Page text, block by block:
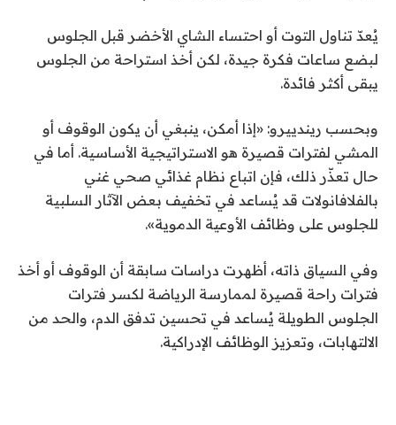
يُعدّ تناول التوت أو احتساء الشاي الأخضر قبل الجلوس
لبضع ساعات فكرة جيدة، لكن أخذ استراحة من الجلوس
يبقى أكثر فائدة.
وبحسب ريندييرو: «إذا أمكن، ينبغي أن يكون الوقوف أو
المشي لفترات قصيرة هو الاستراتيجية الأساسية. أما في
حال تعذّر ذلك، فإن اتباع نظام غذائي صحي غني
بالفلافانولات قد يُساعد في تخفيف بعض الآثار السلبية
للجلوس على وظائف الأوعية الدموية».
وفي السياق ذاته، أظهرت دراسات سابقة أن الوقوف أو أخذ
فترات راحة قصيرة لممارسة الرياضة لكسر فترات
الجلوس الطويلة يُساعد في تحسين تدفق الدم، والحد من
الالتهابات، وتعزيز الوظائف الإدراكية.